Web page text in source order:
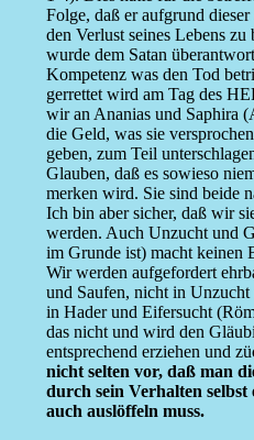
Folge, daß er aufgrund
den Verlust seines Lebens
wurde dem Satan
Kompetenz was den Tod
gerrettet wird am Tag des
wir an Ananias und Saphira
die Geld, was sie
geben, zum Teil
Glauben, daß es sowieso
merken wird. Sie sind beide
Ich bin aber sicher, daß wir
werden. Auch Unzucht und
im Grunde ist) macht keinen
Wir werden aufgefordert
und Saufen, nicht in
in Hader und Eifersucht
das nicht und wird den
entsprechend erziehen und
nicht selten vor, daß man
durch sein Verhalten selbst
auch auslöffeln muss.